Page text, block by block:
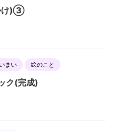
け)③
まい 絵のこと
ク(完成)